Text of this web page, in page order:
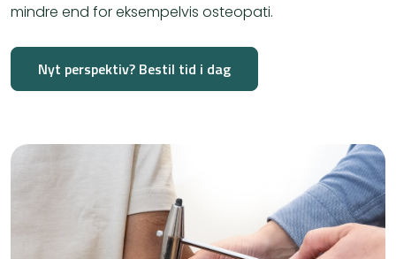
mindre end for eksempelvis osteopati.​
Nyt perspektiv? Bestil tid i dag